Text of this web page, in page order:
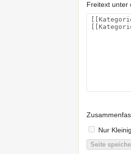
Freitext unter
Nur